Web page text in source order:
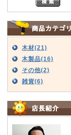
木材(21)
木製品(16)
その他(2)
雑貨(6)